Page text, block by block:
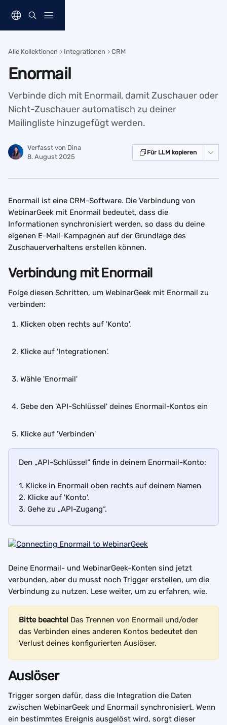
Alle Kollektionen Integrationen CRM
Enormail
Verbinde dich mit Enormail, damit Zuschauer oder
Nicht-Zuschauer automatisch zu deiner
Mailingliste hinzugefügt werden.
Verfasst von Dina
8. August 2025
Für LLM kopieren
Enormail ist eine CRM-Software. Die Verbindung von
WebinarGeek mit Enormail bedeutet, dass die
Informationen synchronisiert werden, so dass du deine
eigenen E-Mail-Kampagnen auf der Grundlage des
Zuschauerverhaltens erstellen können.
Verbindung mit Enormail
Folge diesen Schritten, um WebinarGeek mit Enormail zu
verbinden:
Klicken oben rechts auf 'Konto'.
Klicke auf 'Integrationen'.
Wähle 'Enormail'
Gebe den 'API-Schlüssel' deines Enormail-Kontos ein
Klicke auf 'Verbinden'
Den „API-Schlüssel“ finde in deinem Enormail-Konto:
1. Klicke in Enormail oben rechts auf deinem Namen
2. Klicke auf 'Konto'.
3. Gehe zu „API-Zugang“.
Deine Enormail- und WebinarGeek-Konten sind jetzt
verbunden, aber du musst noch Trigger erstellen, um die
Verbindung zu nutzen. Lese weiter, um zu erfahren, wie.
Bitte beachte! Das Trennen von Enormail und/oder
das Verbinden eines anderen Kontos bedeutet den
Verlust deines konfigurierten Auslöser.
Auslöser
Trigger sorgen dafür, dass die Integration die Daten
zwischen WebinarGeek und Enormail synchronisiert. Wenn
ein bestimmtes Ereignis ausgelöst wird, sorgt dieser